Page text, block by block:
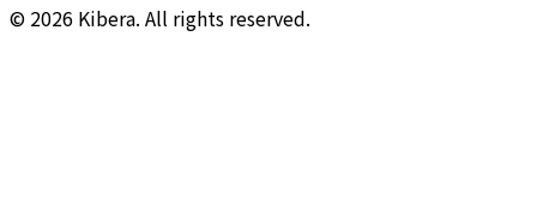
© 2026 Kibera. All rights reserved.